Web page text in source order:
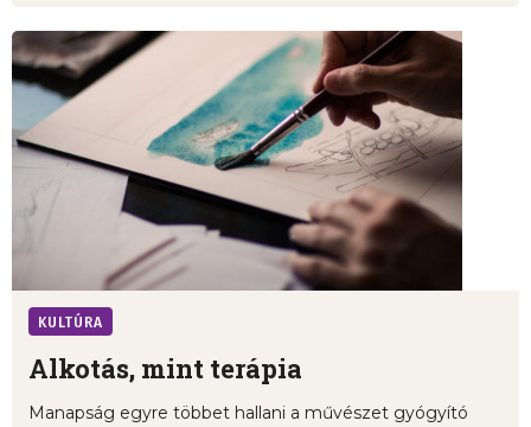
KULTÚRA
Alkotás, mint terápia
Manapság egyre többet hallani a művészet gyógyító